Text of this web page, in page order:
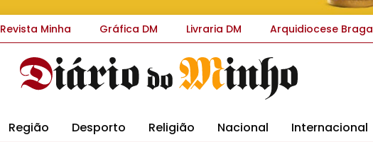
Revista Minha Gráfica DM Livraria DM Arquidiocese Braga
Região Desporto Religião Nacional
Internacional